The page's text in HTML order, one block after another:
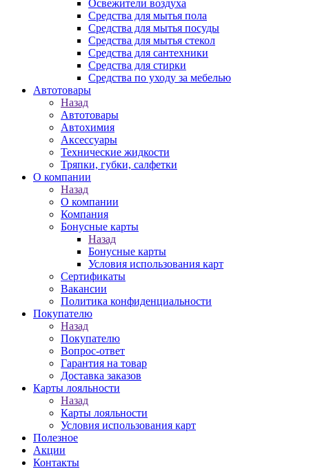
Освежители воздуха
Средства для мытья пола
Средства для мытья посуды
Средства для мытья стекол
Средства для сантехники
Средства для стирки
Средства по уходу за мебелью
Автотовары
Назад
Автотовары
Автохимия
Аксессуары
Технические жидкости
Тряпки, губки, салфетки
О компании
Назад
О компании
Компания
Бонусные карты
Назад
Бонусные карты
Условия использования карт
Сертификаты
Вакансии
Политика конфиденциальности
Покупателю
Назад
Покупателю
Вопрос-ответ
Гарантия на товар
Доставка заказов
Карты лояльности
Назад
Карты лояльности
Условия использования карт
Полезное
Акции
Контакты